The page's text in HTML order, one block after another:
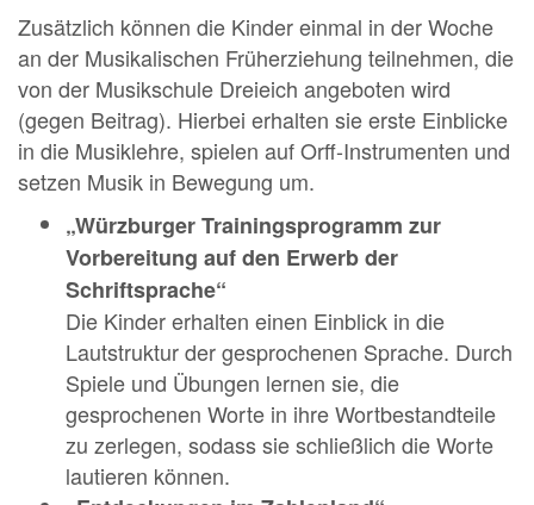
Zusätzlich können die Kinder einmal in der Woche
an der Musikalischen Früherziehung teilnehmen, die
von der Musikschule Dreieich angeboten wird
(gegen Beitrag). Hierbei erhalten sie erste Einblicke
in die Musiklehre, spielen auf Orff-Instrumenten und
setzen Musik in Bewegung um.
„Würzburger Trainingsprogramm zur
Vorbereitung auf den Erwerb der
Schriftsprache“
Die Kinder erhalten einen Einblick in die
Lautstruktur der gesprochenen Sprache. Durch
Spiele und Übungen lernen sie, die
gesprochenen Worte in ihre Wortbestandteile
zu zerlegen, sodass sie schließlich die Worte
lautieren können.